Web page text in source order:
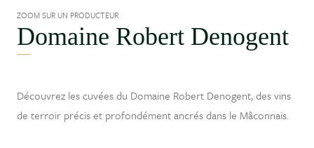
ZOOM SUR UN PRODUCTEUR
Domaine Robert Denogent
Découvrez les cuvées du Domaine Robert Denogent, des vins
de terroir précis et profondément ancrés dans le Mâconnais.